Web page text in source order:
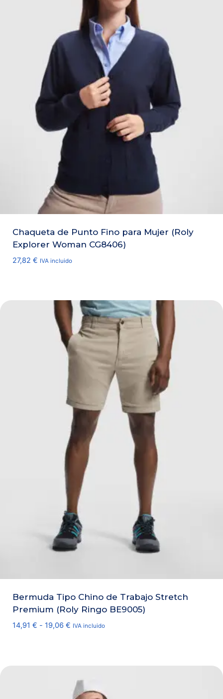
Chaqueta de Punto Fino para Mujer (Roly
Explorer Woman CG8406)
27,82 € IVA incluido
Bermuda Tipo Chino de Trabajo Stretch
Premium (Roly Ringo BE9005)
14,91 € - 19,06 €Rango
hasta
19,06 €
IVA incluido